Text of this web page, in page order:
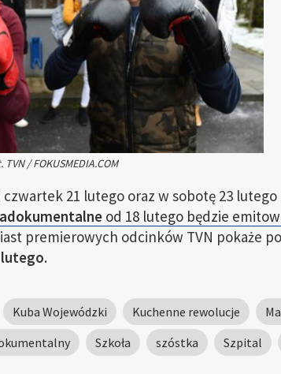
TVN / FOKUSMEDIA.COM
czwartek 21 lutego oraz w sobotę 23
od 18 lutego będzie
premierowych odcinków TVN pokaże
.
Kuba Wojewódzki Kuchenne rewolucje
Szkoła szóstka Szpital